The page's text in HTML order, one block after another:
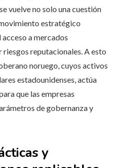
vuelve no solo una cuestión
estratégico
a mercados
reputacionales. A esto
noruego, cuyos activos
estadounidenses, actúa
que las empresas
de gobernanza y
y